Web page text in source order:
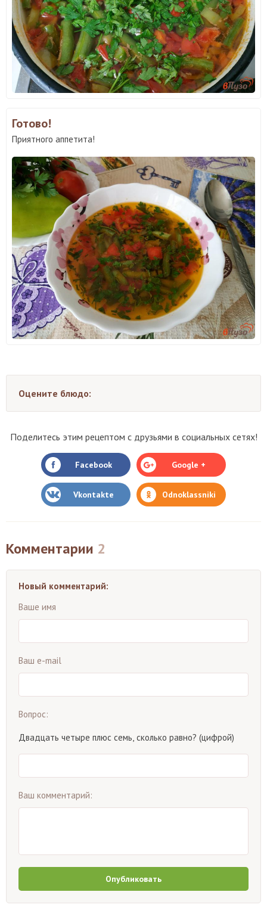
Готово!
Приятного аппетита!
Оцените блюдо:
Поделитесь этим рецептом с друзьями в социальных сетях!
Facebook Google +
Vkontakte Odnoklassniki
Комментарии 2
Новый комментарий:
Ваше имя
Ваш e-mail
Вопрос:
Двадцать четыре плюс семь, сколько равно? (цифрой)
Ваш комментарий:
Опубликовать